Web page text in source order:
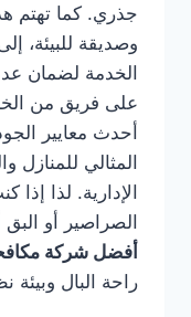
جذري. كما تهتم
وصديقة للبيئة،
الخدمة لضمان
على فريق من
أحدث معايير
المثالي للمنازل
الإدارية. لذا
الصراصير أو البق
أفضل شركة
راحة البال